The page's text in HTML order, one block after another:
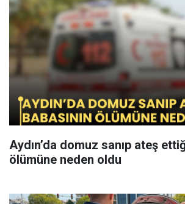
Aydın’da domuz sanıp ateş
ölümüne neden oldu